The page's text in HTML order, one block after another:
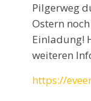
Pilgerweg
Ostern
Einladung!
weiteren
https://